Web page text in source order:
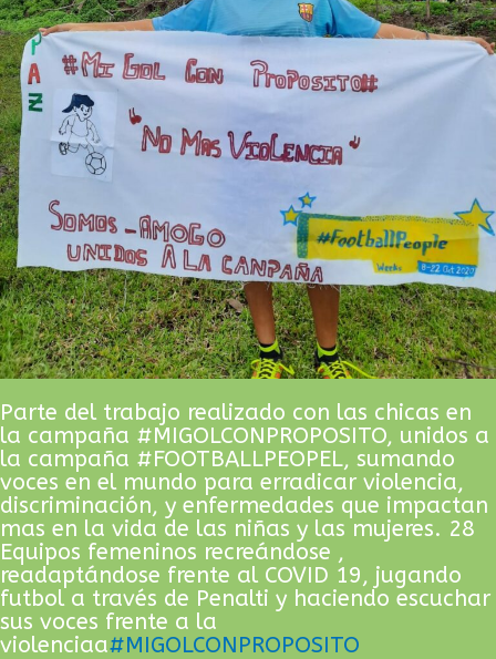
Parte del trabajo realizado con las chicas en
la campaña #MIGOLCONPROPOSITO, unidos a
la campaña #FOOTBALLPEOPEL, sumando
voces en el mundo para erradicar violencia,
discriminación, y enfermedades que impactan
mas en la vida de las niñas y las mujeres. 28
Equipos femeninos recreándose ,
readaptándose frente al COVID 19, jugando
futbol a través de Penalti y haciendo escuchar
sus voces frente a la
violenciaa#MIGOLCONPROPOSITO